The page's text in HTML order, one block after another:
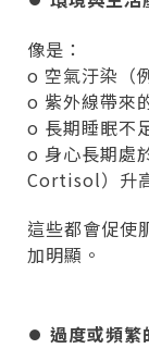
像是：
o 空氣汙染（
o 紫外線帶來
o 長期睡眠不
o 身心長期處
Cortisol）升
這些都會促使
加明顯。
⏺︎ 過度或頻繁